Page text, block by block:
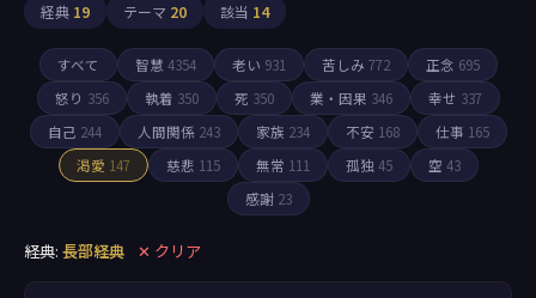
経典 19 テーマ 20 該当 14
すべて 智慧 4354 老い 931 苦しみ 772 正念 695
怒り 356 執着 350 死 350 業・因果 346 幸せ 337
自己 244 人間関係 243 家族 234 不安 168 仕事 165
渇愛 147 慈悲 115 無常 111 孤独 45 空 43
感謝 23
経典: 長部経典 ✕ クリア